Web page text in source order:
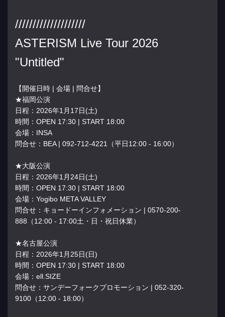
////////////////////
ASTERISM Live Tour 2026
"Untitled"
【開催日時 | 会場 | 問合せ】
★福岡公演
日程：2026年1月17日(土)
時間：OPEN 17:30 | START 18:00
会場：INSA
問合せ：BEA | 092-712-4221（平日12:00 - 16:00）
★大阪公演
日程：2026年1月24日(土)
時間：OPEN 17:30 | START 18:00
会場：Yogibo META VALLEY
問合せ：キョードーインフォメーション | 0570-200-
888（12:00 - 17:00土・日・祝日休業）
★名古屋公演
日程：2026年1月25日(日)
時間：OPEN 17:30 | START 18:00
会場：ell.SIZE
問合せ：サンデーフォークプロモーション | 052-320-
9100（12:00 - 18:00）